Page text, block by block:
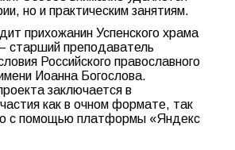
но и практическим занятиям.
прихожанин Успенского храма
старший преподаватель
Российского православного
Иоанна Богослова.
заключается в
как в очном формате, так
с помощью платформы «Яндекс